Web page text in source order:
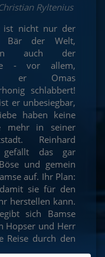
Ryltenius
ist nicht nur der
Bär der Welt,
auch der
- vor allem,
er Omas
schlabbert!
er unbesiegbar,
haben keine
mehr in seiner
Reinhard
gefällt das gar
und gemein
auf. Ihr Plan:
sie für den
herstellen kann.
sich Bamse
Hopser und Herr
Reise durch den